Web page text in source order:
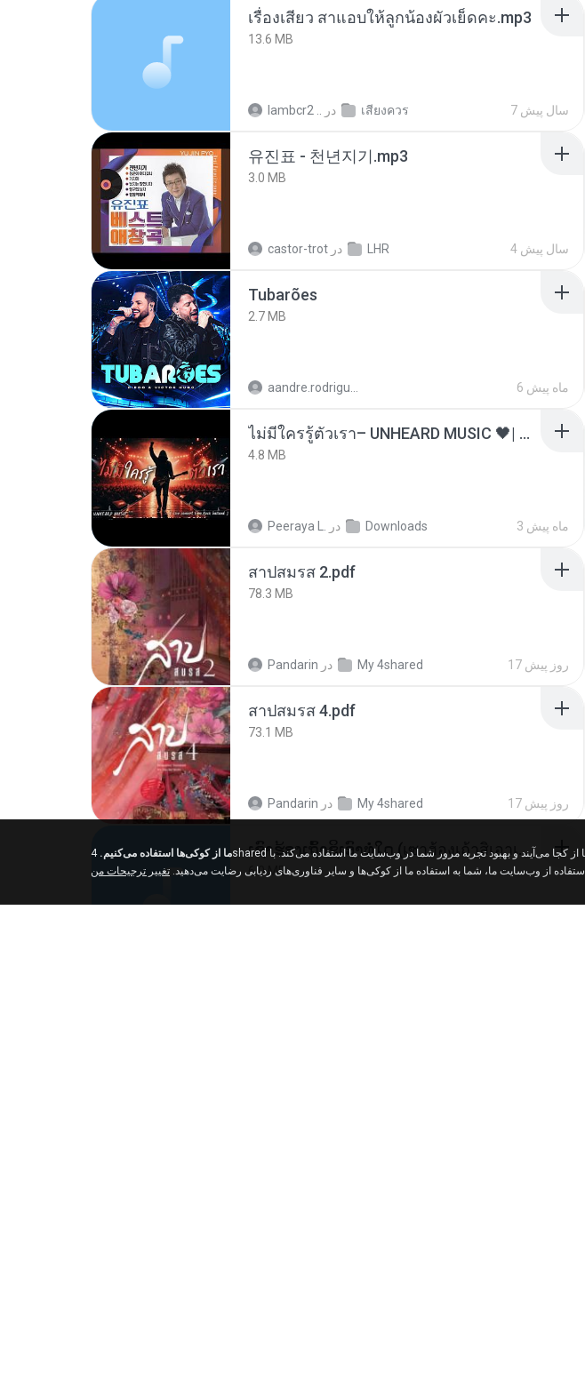
เรื่องเสียว สาแอบให้ลูกน้องผัวเย็ดคะ.mp3
13.6 MB
lambcr2 .. در เสียงควร 7 سال پیش
유진표 - 천년지기.mp3
3.0 MB
castor-trot در LHR 4 سال پیش
Tubarões
2.7 MB
6 ماه پیش
ไม่มีใครรู้ตัวเรา– UNHEARD MUSIC 🖤| Official Lyric Video | เพลงสู้ชีวิต
4.8 MB
Peeraya L. در Downloads 3 ماه پیش
สาปสมรส 2.pdf
78.3 MB
Pandarin در My 4shared 17 روز پیش
สาปสมรส 4.pdf
73.1 MB
Pandarin در My 4shared 17 روز پیش
ເຊົາຮ້ອງເຖົ້າຊິເອົາທໍ່ໃດ (เซาฮ้องเถ้าสิเอาเท่าใด) ບຸນເກີດ ຫນູຫ່ວງ ft. ໂສພາ ຈຸນທະລາ
6.0 MB
ما از کوکی‌ها استفاده می‌کنیم. 4shared از کوکی‌ها و سایر فناوری‌های ردیابی برای درک اینکه بازدیدکنندگان ما از کجا می‌آیند و بهبود تجربه مرور شما در وب‌سایت ما استفاده می‌کند. با
استفاده از وب‌سایت ما، شما به استفاده ما از کوکی‌ها و سایر فناوری‌های ردیابی رضایت می‌دهید. تغییر ترجیحات من